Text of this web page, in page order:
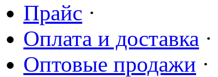
Прайс ·
Оплата и доставка ·
Оптовые продажи ·